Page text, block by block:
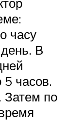
часу
В
5 часов.
Затем по